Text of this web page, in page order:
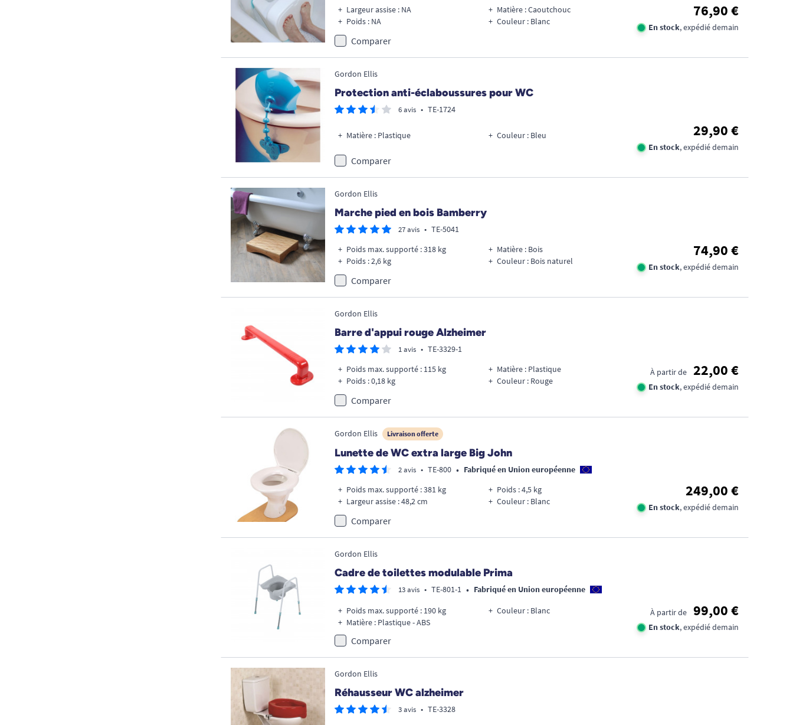
Largeur assise : NA
Poids : NA
Matière : Caoutchouc
Couleur : Blanc
76,90 €
En stock, expédié demain
Comparer
Gordon Ellis
Protection anti-éclaboussures pour WC
6 avis • TE-1724
Matière : Plastique Couleur : Bleu 29,90 €
En stock, expédié demain
Comparer
Gordon Ellis
Marche pied en bois Bamberry
27 avis • TE-5041
Poids max. supporté : 318 kg
Poids : 2,6 kg
Matière : Bois
Couleur : Bois naturel
74,90 €
En stock, expédié demain
Comparer
Gordon Ellis
Barre d'appui rouge Alzheimer
1 avis • TE-3329-1
Poids max. supporté : 115 kg
Poids : 0,18 kg
Matière : Plastique
Couleur : Rouge
À partir de 22,00 €
En stock, expédié demain
Comparer
Gordon Ellis Livraison offerte
Lunette de WC extra large Big John
2 avis • TE-800 • Fabriqué en Union européenne
Poids max. supporté : 381 kg
Largeur assise : 48,2 cm
Poids : 4,5 kg
Couleur : Blanc
249,00 €
En stock, expédié demain
Comparer
Gordon Ellis
Cadre de toilettes modulable Prima
13 avis • TE-801-1 • Fabriqué en Union européenne
Poids max. supporté : 190 kg
Matière : Plastique - ABS
Couleur : Blanc À partir de 99,00 €
En stock, expédié demain
Comparer
Gordon Ellis
Réhausseur WC alzheimer
3 avis • TE-3328